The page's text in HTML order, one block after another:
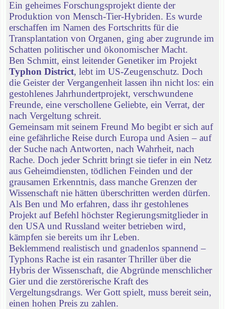
Ein geheimes Forschungsprojekt diente der
Produktion von Mensch-Tier-Hybriden. Es wurde
erschaffen im Namen des Fortschritts für die
Transplantation von Organen, ging aber zugrunde im
Schatten politischer und ökonomischer Macht.
Ben Schmitt, einst leitender Genetiker im Projekt
Typhon District, lebt im US-Zeugenschutz. Doch
die Geister der Vergangenheit lassen ihn nicht los: ein
gestohlenes Jahrhundertprojekt, verschwundene
Freunde, eine verschollene Geliebte, ein Verrat, der
nach Vergeltung schreit.
Gemeinsam mit seinem Freund Mo begibt er sich auf
eine gefährliche Reise durch Europa und Asien – auf
der Suche nach Antworten, nach Wahrheit, nach
Rache. Doch jeder Schritt bringt sie tiefer in ein Netz
aus Geheimdiensten, tödlichen Feinden und der
grausamen Erkenntnis, dass manche Grenzen der
Wissenschaft nie hätten überschritten werden dürfen.
Als Ben und Mo erfahren, dass ihr gestohlenes
Projekt auf Befehl höchster Regierungsmitglieder in
den USA und Russland weiter betrieben wird,
kämpfen sie bereits um ihr Leben.
Beklemmend realistisch und gnadenlos spannend –
Typhons Rache ist ein rasanter Thriller über die
Hybris der Wissenschaft, die Abgründe menschlicher
Gier und die zerstörerische Kraft des
Vergeltungsdrangs. Wer Gott spielt, muss bereit sein,
einen hohen Preis zu zahlen.